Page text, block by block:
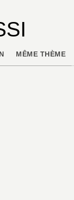
MÊME THÈME